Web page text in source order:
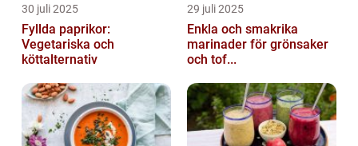
30 juli 2025
Fyllda paprikor:
Vegetariska och
köttalternativ
29 juli 2025
Enkla och smakrika
marinader för grönsaker
och tof...